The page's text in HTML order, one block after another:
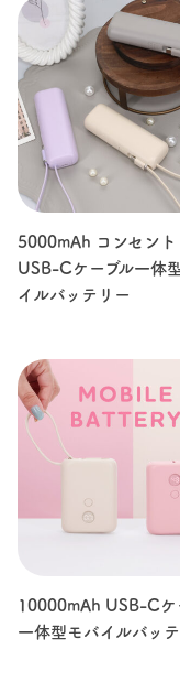
5000mAh コンセント
USB-Cケーブル一体
イルバッテリー
10000mAh USB-Cケ
一体型モバイルバッ